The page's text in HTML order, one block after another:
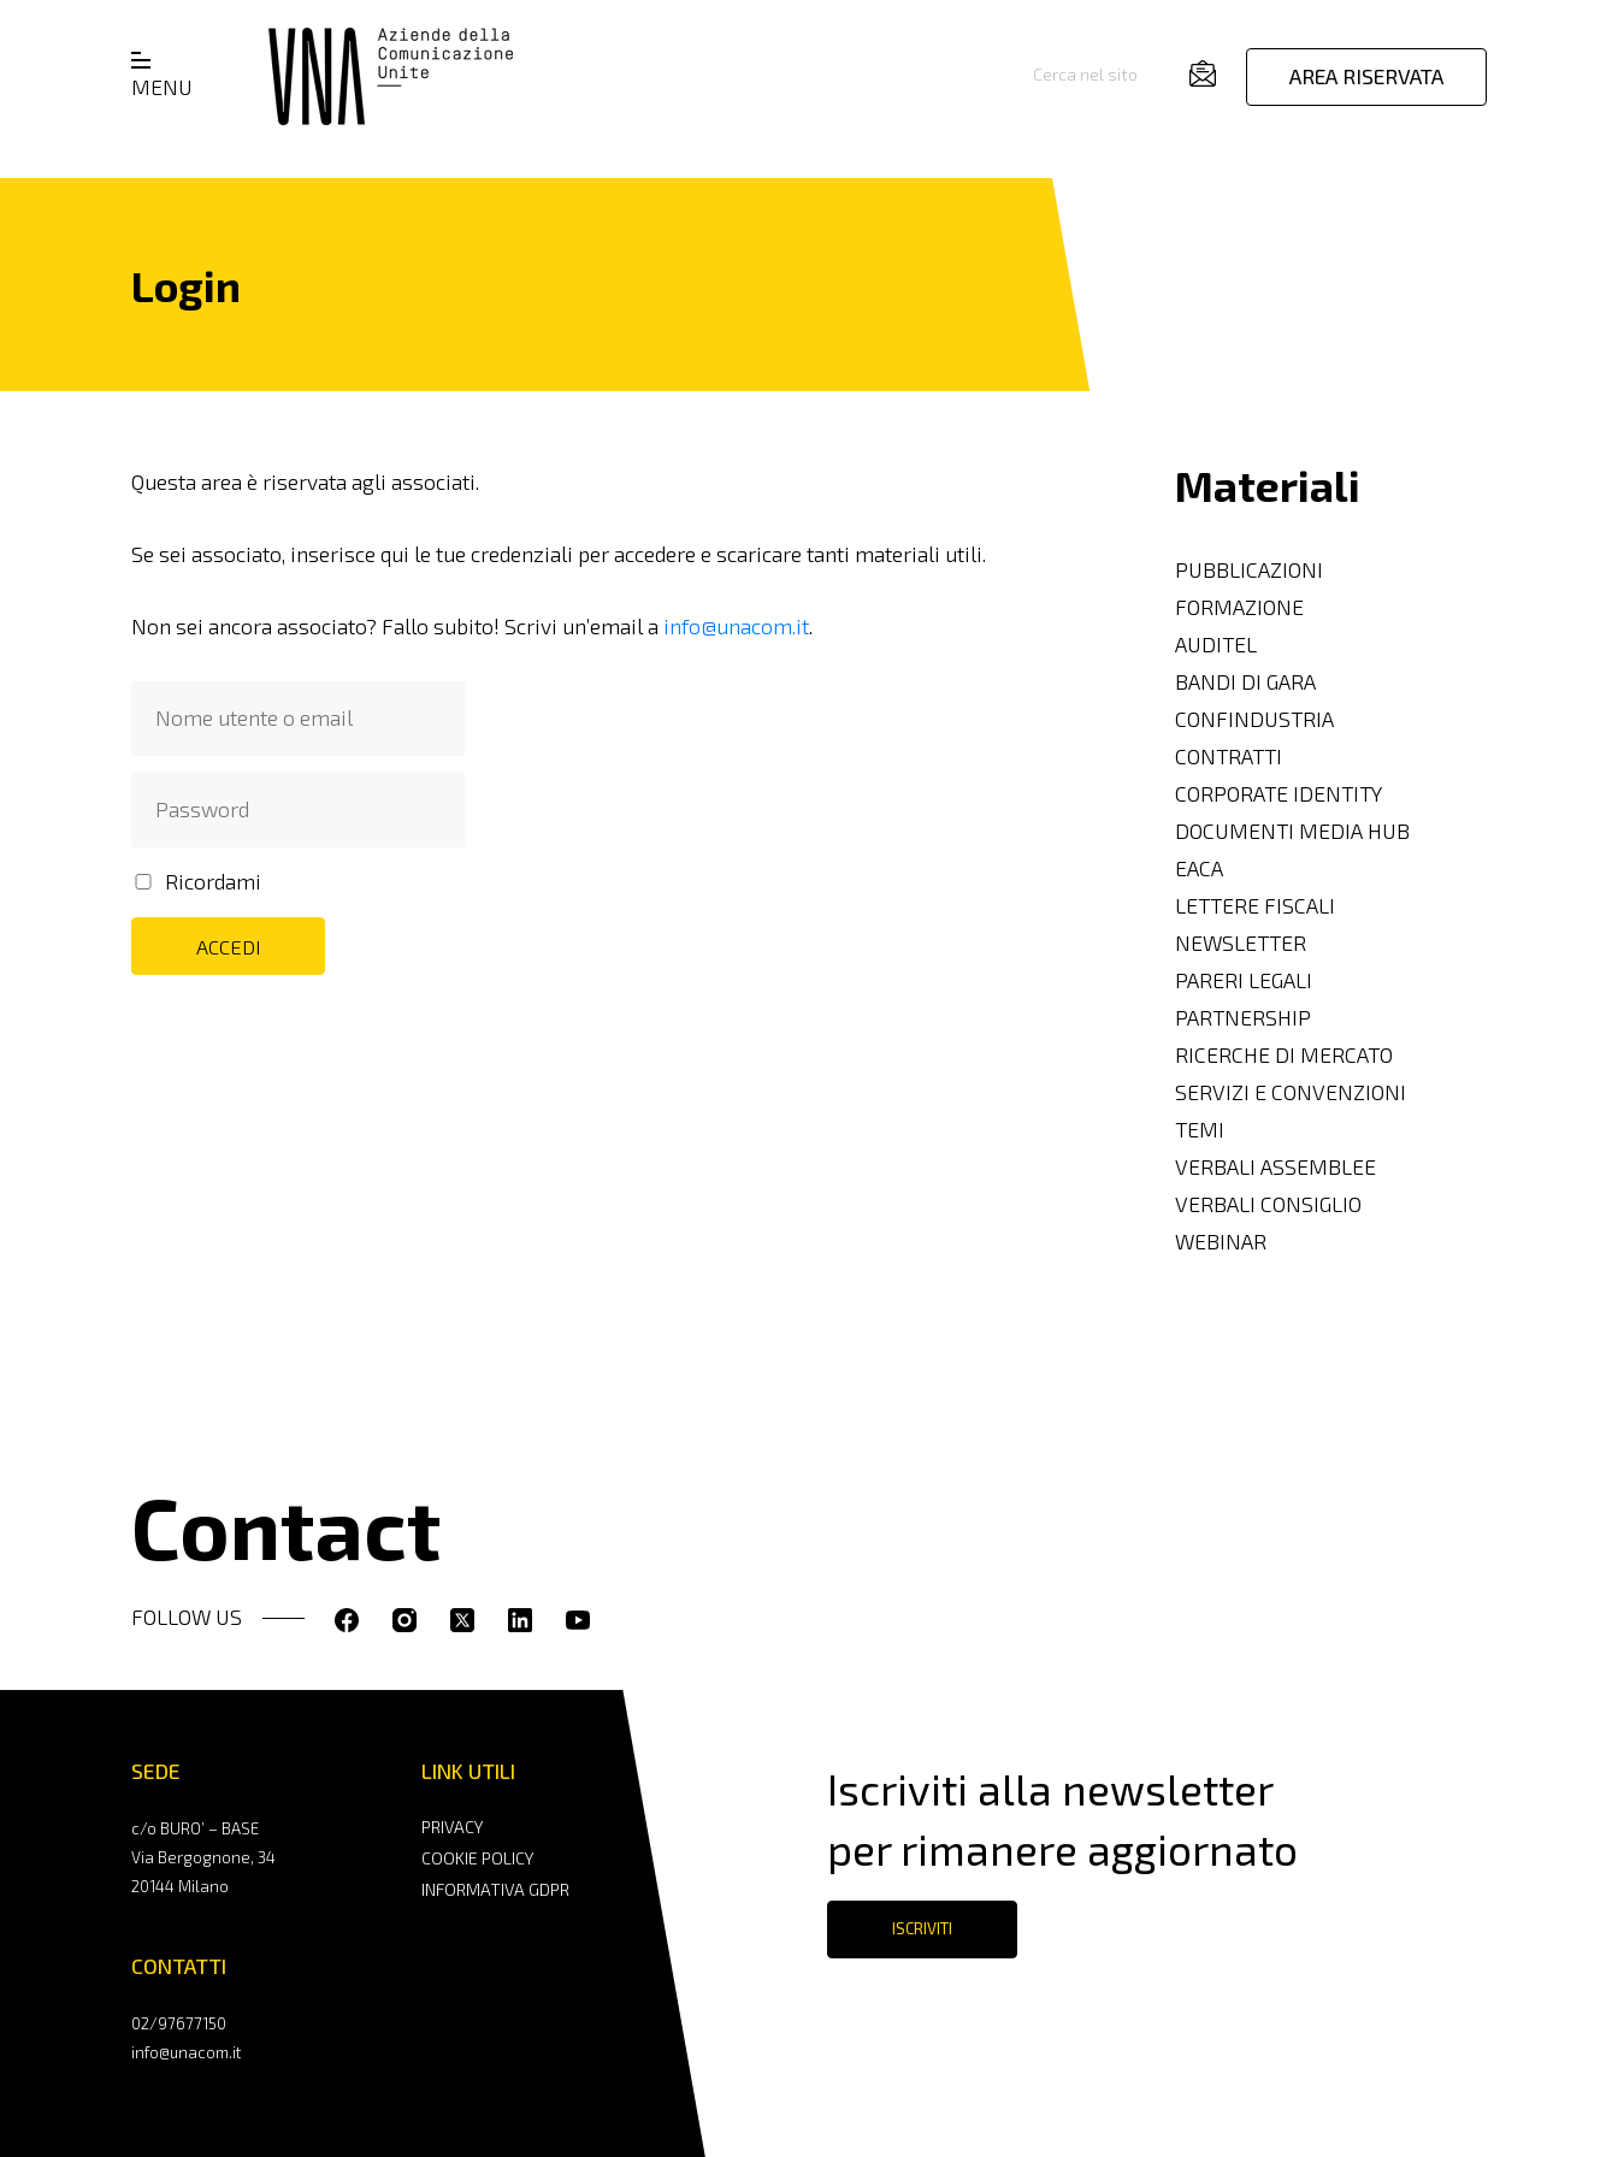
MENU
Cerca nel sito AREA RISERVATA
Login
Questa area è riservata agli associati.
Se sei associato, inserisce qui le tue credenziali per accedere e scaricare tanti materiali utili.
Non sei ancora associato? Fallo subito! Scrivi un’email a info@unacom.it.
Ricordami
Materiali
PUBBLICAZIONI
FORMAZIONE
AUDITEL
BANDI DI GARA
CONFINDUSTRIA
CONTRATTI
CORPORATE IDENTITY
DOCUMENTI MEDIA HUB
EACA
LETTERE FISCALI
NEWSLETTER
PARERI LEGALI
PARTNERSHIP
RICERCHE DI MERCATO
SERVIZI E CONVENZIONI
TEMI
VERBALI ASSEMBLEE
VERBALI CONSIGLIO
WEBINAR
Contact
FOLLOW US
SEDE
c/o BURO’ – BASE
Via Bergognone, 34
20144 Milano
CONTATTI
02/97677150
info@unacom.it
LINK UTILI
PRIVACY
COOKIE POLICY
INFORMATIVA GDPR
Iscriviti alla newsletter
per rimanere aggiornato
ISCRIVITI